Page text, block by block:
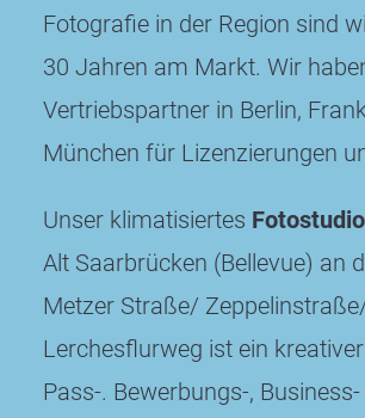
Fotografie in der Region sind
30 Jahren am Markt. Wir
Vertriebspartner in Berlin,
München für Lizenzierungen
Unser klimatisiertes Fotostudio
Alt Saarbrücken (Bellevue) an
Metzer Straße/
Lerchesflurweg ist ein
Pass-. Bewerbungs-,